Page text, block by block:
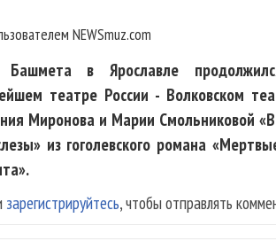
NEWSmuz.com
в Ярославле
театре России - Волковском
Миронова и Марии Смольниковой
из гоголевского романа
зарегистрируйтесь, чтобы отправлять